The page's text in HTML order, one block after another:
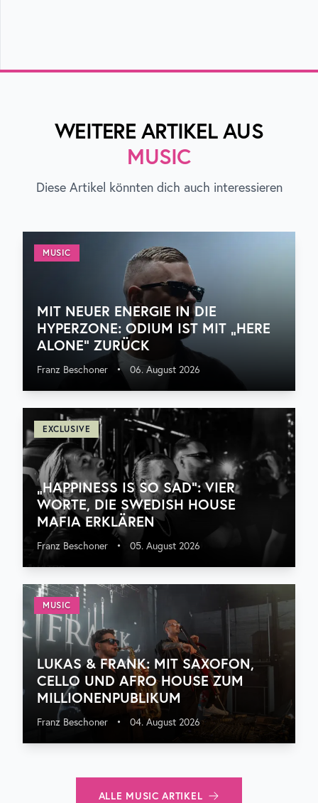
WEITERE ARTIKEL AUS
MUSIC
Diese Artikel könnten dich auch interessieren
MUSIC
MIT NEUER ENERGIE IN DIE
HYPERZONE: ODIUM IST MIT „HERE
ALONE“ ZURÜCK
Franz Beschoner • 06. August 2026
EXCLUSIVE
„HAPPINESS IS SO SAD“: VIER
WORTE, DIE SWEDISH HOUSE
MAFIA ERKLÄREN
Franz Beschoner • 05. August 2026
MUSIC
LUKAS & FRANK: MIT SAXOFON,
CELLO UND AFRO HOUSE ZUM
MILLIONENPUBLIKUM
Franz Beschoner • 04. August 2026
ALLE MUSIC ARTIKEL